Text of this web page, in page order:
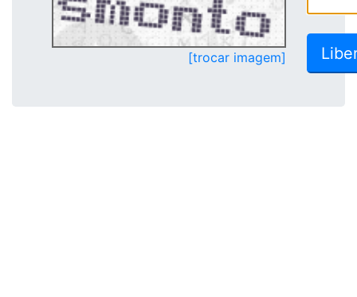
[trocar imagem]